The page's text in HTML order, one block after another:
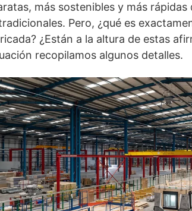
más sostenibles y más
Pero, ¿qué es
¿Están a la altura de estas
recopilamos algunos detalles.